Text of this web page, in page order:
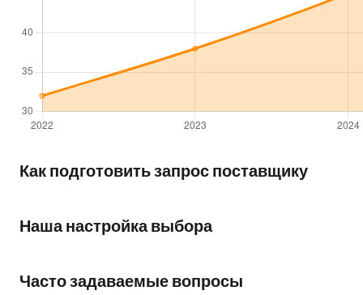
Как подготовить запрос поставщику
Наша настройка выбора
Часто задаваемые вопросы